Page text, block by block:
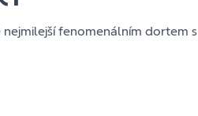
fenomenálním dortem s